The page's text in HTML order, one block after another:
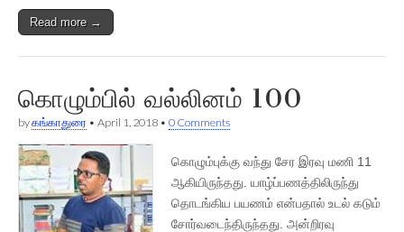
Read more →
கொழும்பில் வல்லினம் 100
byகங்காதுரை • April 1, 2018 • 0 Comments
கொழும்புக்கு வந்து சேர இரவு மணி 11
ஆகியிருந்தது. யாழ்ப்பணத்திலிருந்து
தொடங்கிய பயணம் என்பதால் உடல் கடும்
சோர்வடைந்திருந்தது. அன்றிரவு